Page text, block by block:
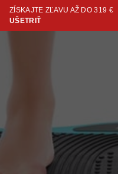
ZÍSKAJTE ZĽAVU AŽ DO 319 €
UŠETRIŤ